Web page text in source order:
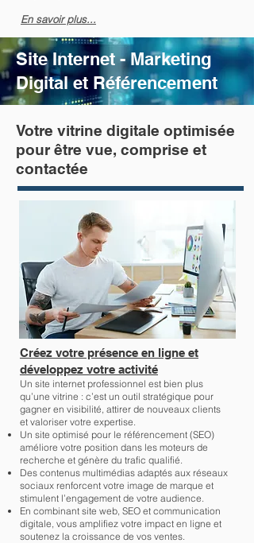
En savoir plus...
Site Internet - Marketing
Digital et Référencement
Votre vitrine digitale optimisée
pour être vue, comprise et
contactée
Créez votre présence en ligne et
développez votre activité
Un site internet professionnel est bien plus
qu’une vitrine : c’est un outil stratégique pour
gagner en visibilité, attirer de nouveaux clients
et valoriser votre expertise.
Un site optimisé pour le référencement (SEO)
améliore votre position dans les moteurs de
recherche et génère du trafic qualifié.
Des contenus multimédias adaptés aux réseaux
sociaux renforcent votre image de marque et
stimulent l’engagement de votre audience.
En combinant site web, SEO et communication
digitale, vous amplifiez votre impact en ligne et
soutenez la croissance de vos ventes.